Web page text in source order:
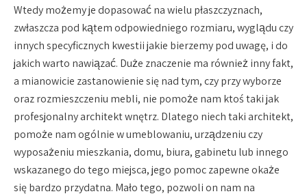
Wtedy możemy je dopasować na wielu płaszczyznach,
zwłaszcza pod kątem odpowiedniego rozmiaru, wyglądu czy
innych specyficznych kwestii jakie bierzemy pod uwagę, i do
jakich warto nawiązać. Duże znaczenie ma również inny fakt,
a mianowicie zastanowienie się nad tym, czy przy wyborze
oraz rozmieszczeniu mebli, nie pomoże nam ktoś taki jak
profesjonalny architekt wnętrz. Dlatego niech taki architekt,
pomoże nam ogólnie w umeblowaniu, urządzeniu czy
wyposażeniu mieszkania, domu, biura, gabinetu lub innego
wskazanego do tego miejsca, jego pomoc zapewne okaże
się bardzo przydatna. Mało tego, pozwoli on nam na